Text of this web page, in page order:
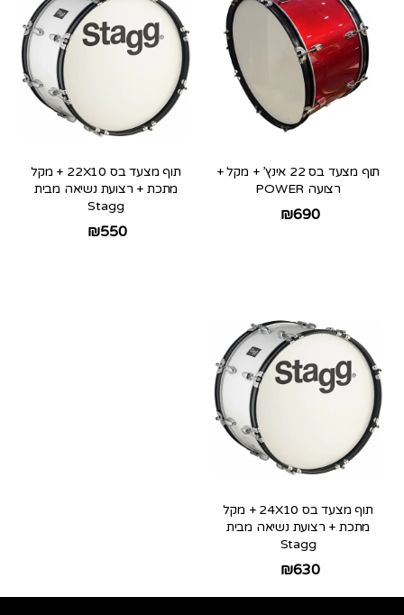
תוף מצעד בס 22 אינץ’ + מקל +
רצועה POWER
₪690
תוף מצעד בס 22X10 + מקל
מתכת + רצועת נשיאה מבית
Stagg
₪550
תוף מצעד בס 24X10 + מקל
מתכת + רצועת נשיאה מבית
Stagg
₪630